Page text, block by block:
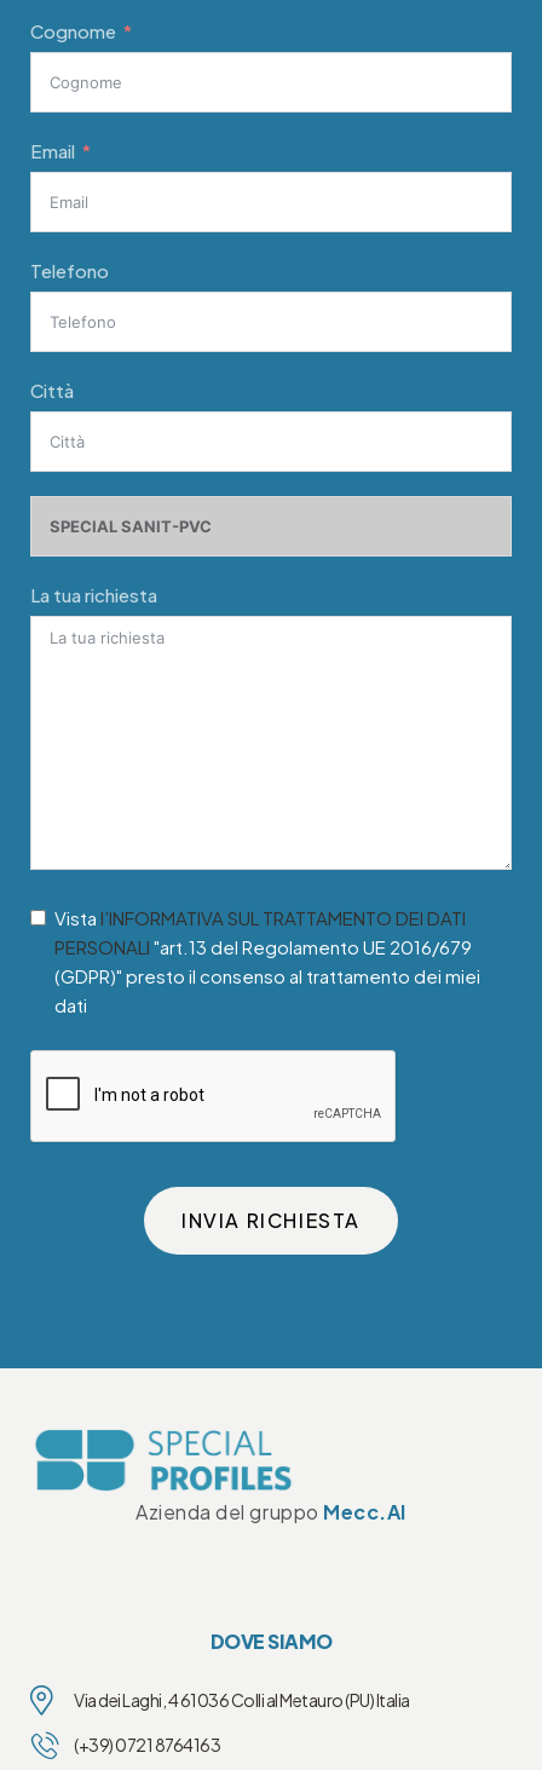
Cognome
Email
Telefono
Città
La tua richiesta
Vista l’INFORMATIVA SUL TRATTAMENTO DEI DATI
PERSONALI "art.13 del Regolamento UE 2016/679
(GDPR)" presto il consenso al trattamento dei miei
dati
INVIA RICHIESTA
Azienda del gruppo Mecc.Al
DOVE SIAMO
Via dei Laghi, 4 61036 Colli al Metauro (PU) Italia
(+39) 0721 8764163